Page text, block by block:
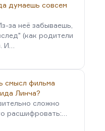
думаешь совсем
за неё забываешь,
(как родители
И…
смысл фильма
Линча?
сложно
расшифровать:…